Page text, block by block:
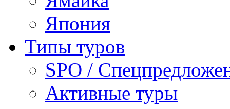
Япония
Типы туров
SPO /
Активные туры